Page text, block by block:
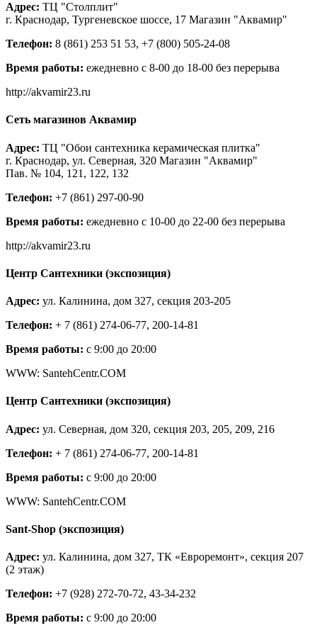
Адрес: ТЦ "Столплит"
г. Краснодар, Тургеневское шоссе, 17 Магазин "Аквамир"
Телефон: 8 (861) 253 51 53, +7 (800) 505-24-08
Время работы: ежедневно с 8-00 до 18-00 без перерыва
http://akvamir23.ru
Сеть магазинов Аквамир
Адрес: ТЦ "Обои сантехника керамическая плитка"
г. Краснодар, ул. Северная, 320 Магазин "Аквамир"
Пав. № 104, 121, 122, 132
Телефон: +7 (861) 297-00-90
Время работы: ежедневно с 10-00 до 22-00 без перерыва
http://akvamir23.ru
Центр Сантехники (экспозиция)
Адрес: ул. Калинина, дом 327, секция 203-205
Телефон: + 7 (861) 274-06-77, 200-14-81
Время работы: c 9:00 до 20:00
WWW: SantehCentr.COM
Центр Сантехники (экспозиция)
Адрес: ул. Северная, дом 320, секция 203, 205, 209, 216
Телефон: + 7 (861) 274-06-77, 200-14-81
Время работы: c 9:00 до 20:00
WWW: SantehCentr.COM
Sant-Shop (экспозиция)
Адрес: ул. Калинина, дом 327, ТК «Евроремонт», секция 207
(2 этаж)
Телефон: +7 (928) 272-70-72, 43-34-232
Время работы: c 9:00 до 20:00